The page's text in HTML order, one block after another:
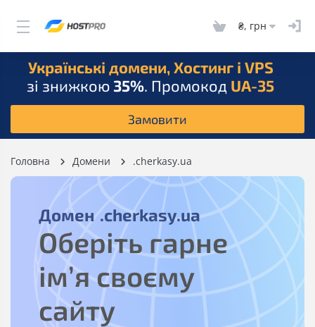
₴, грн
Українські домени, Хостинг і VPS
зі знижкою 35%. Промокод UA-35
Замовити
Головна Домени .cherkasy.ua
Домен .cherkasy.ua
Оберіть гарне
ім’я своєму
сайту